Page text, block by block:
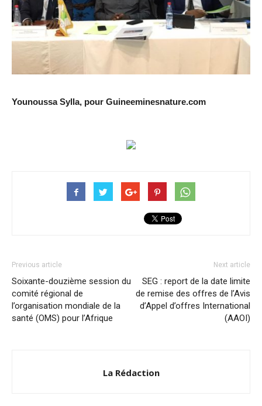
Younoussa Sylla, pour Guineeminesnature.com
Previous article
Soixante-douzième session du
comité régional de
l’organisation mondiale de la
santé (OMS) pour l’Afrique
Next article
SEG : report de la date limite
de remise des offres de l’Avis
d’Appel d’offres International
(AAOI)
La Rédaction